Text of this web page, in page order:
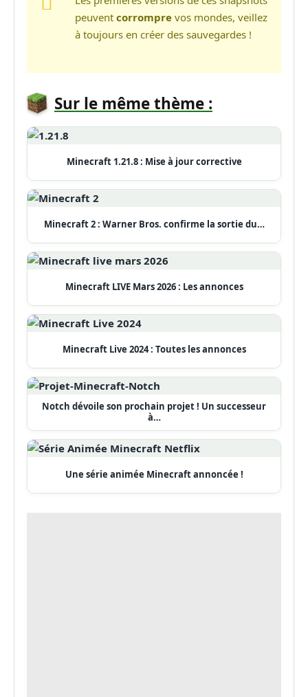
peuvent corrompre vos mondes, veillez
à toujours en créer des sauvegardes !
Sur le même thème :
Minecraft 1.21.8 : Mise à jour corrective
Minecraft 2 : Warner Bros. confirme la sortie du…
Minecraft LIVE Mars 2026 : Les annonces
Minecraft Live 2024 : Toutes les annonces
Notch dévoile son prochain projet ! Un successeur
à…
Une série animée Minecraft annoncée !